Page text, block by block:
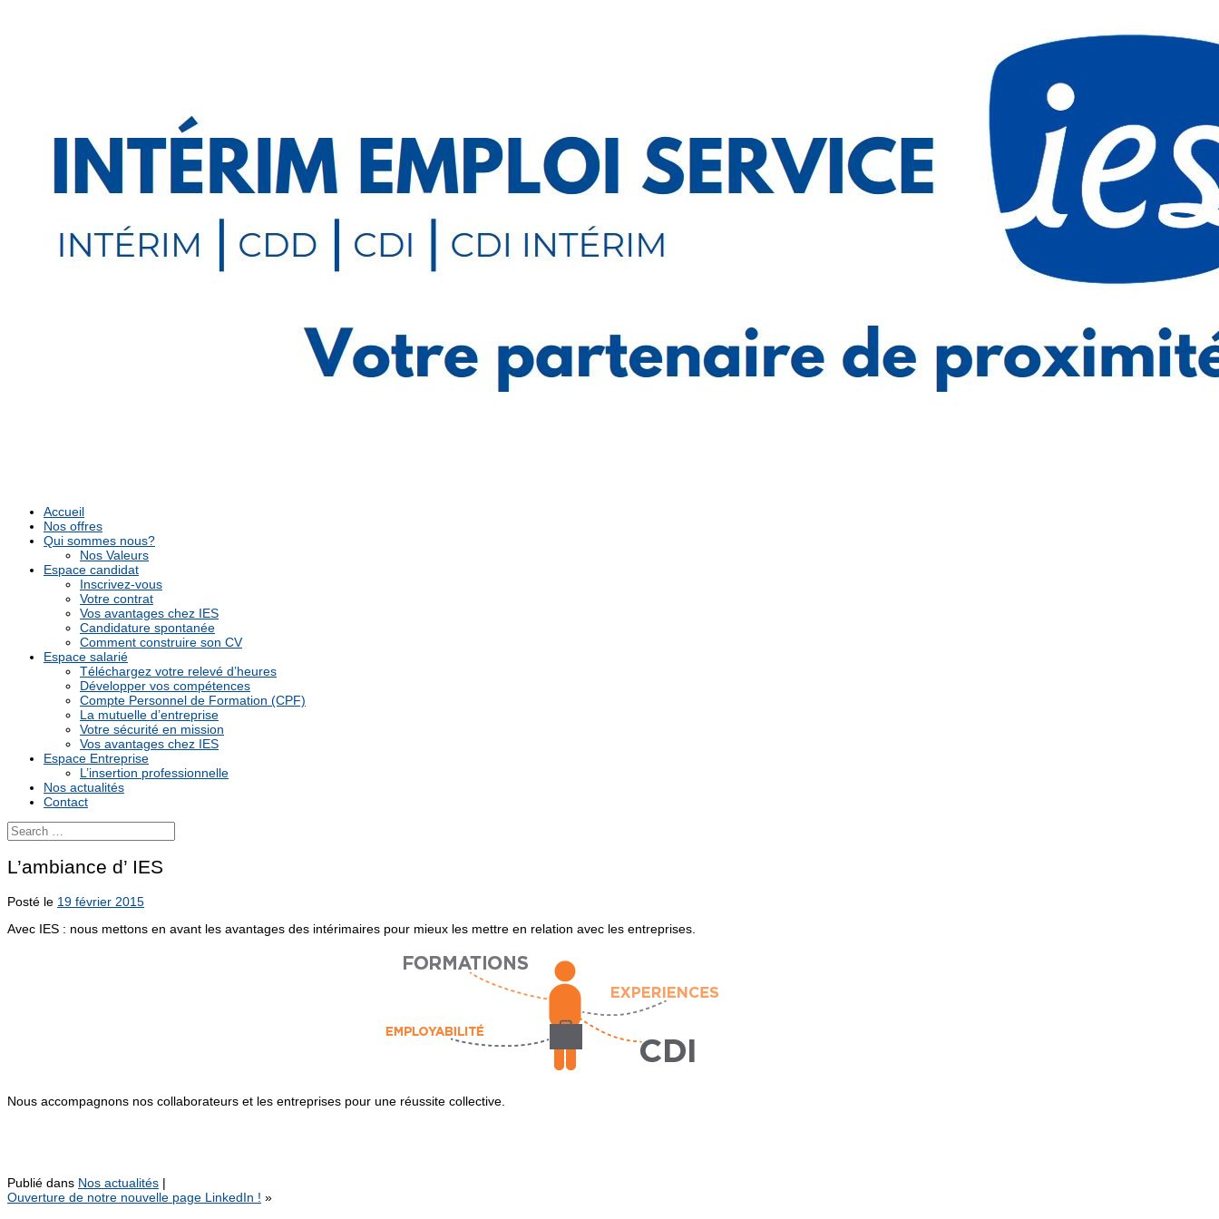
Accueil
Nos offres
Qui sommes nous?
Nos Valeurs
Espace candidat
Inscrivez-vous
Votre contrat
Vos avantages chez IES
Candidature spontanée
Comment construire son CV
Espace salarié
Téléchargez votre relevé d’heures
Développer vos compétences
Compte Personnel de Formation (CPF)
La mutuelle d’entreprise
Votre sécurité en mission
Vos avantages chez IES
Espace Entreprise
L’insertion professionnelle
Nos actualités
Contact
L’ambiance d’ IES
Posté le 19 février 2015
Avec IES : nous mettons en avant les avantages des intérimaires pour mieux les mettre en relation avec les entreprises.
Nous accompagnons nos collaborateurs et les entreprises pour une réussite collective.
Publié dans Nos actualités |
Ouverture de notre nouvelle page LinkedIn ! »